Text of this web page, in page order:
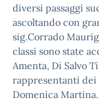
diversi passaggi
ascoltando con
sig.Corrado
classi sono state
Amenta, Di Salvo
rappresentanti dei
Domenica